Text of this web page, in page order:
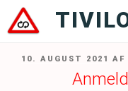
Videre
UDGIVET
10. AUGUST 2021 AF